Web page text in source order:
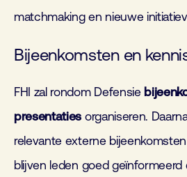
matchmaking en nieuwe
Bijeenkomsten en
FHI zal rondom Defensie
presentaties organiseren.
relevante externe
blijven leden goed